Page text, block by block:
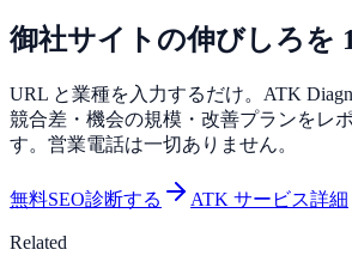
御社サイトの伸びしろを
URL と業種を入力するだけ。ATK
競合差・機会の規模・改善プランをレ
す。営業電話は一切ありません。
無料SEO診断する ATK サービス詳細
Related